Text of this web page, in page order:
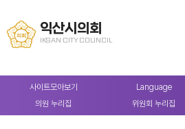
익산시의회
IKSAN CITY COUNCIL
사이트모아보기 Language
의원 누리집 위원회 누리집